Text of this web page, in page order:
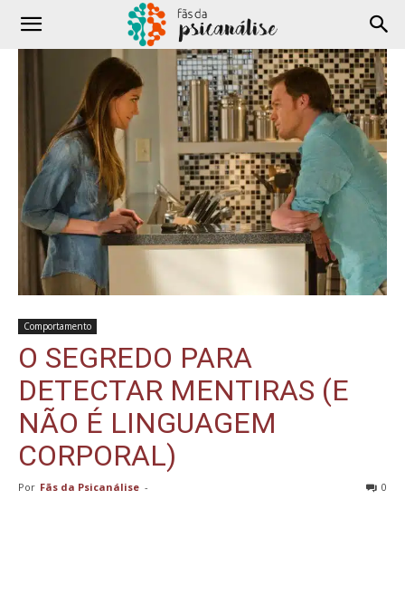
Comportamento
O SEGREDO PARA
DETECTAR MENTIRAS (E
NÃO É LINGUAGEM
CORPORAL)
Por Fãs da Psicanálise - 0